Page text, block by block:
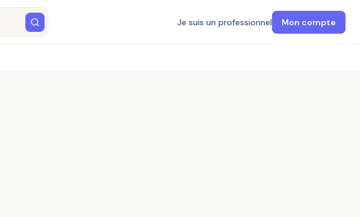
Je suis un professionnel Mon compte